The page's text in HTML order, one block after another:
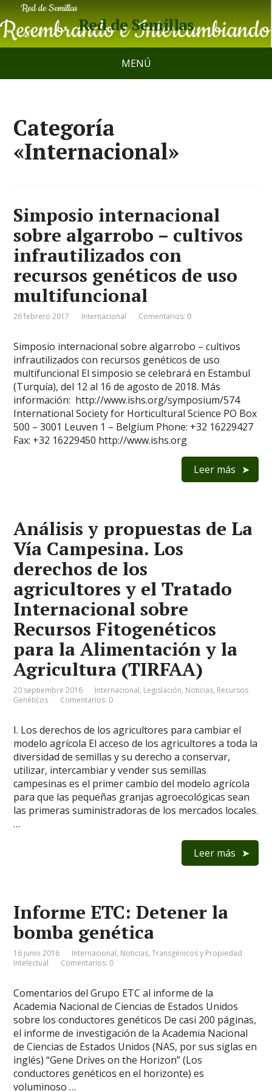
Red de Semillas
MENÚ
Categoría
«Internacional»
Simposio internacional
sobre algarrobo – cultivos
infrautilizados con
recursos genéticos de uso
multifuncional
26 febrero 2017 Internacional Comentarios: 0
Simposio internacional sobre algarrobo – cultivos
infrautilizados con recursos genéticos de uso
multifuncional El simposio se celebrará en Estambul
(Turquía), del 12 al 16 de agosto de 2018. Más
información: http://www.ishs.org/symposium/574
International Society for Horticultural Science PO Box
500 – 3001 Leuven 1 – Belgium Phone: +32 16229427
Fax: +32 16229450 http://www.ishs.org
Leer más
Análisis y propuestas de La
Vía Campesina. Los
derechos de los
agricultores y el Tratado
Internacional sobre
Recursos Fitogenéticos
para la Alimentación y la
Agricultura (TIRFAA)
20 septiembre 2016 Internacional, Legislación, Noticias, Recursos
Genéticos
Comentarios: 0
I. Los derechos de los agricultores para cambiar el
modelo agrícola El acceso de los agricultores a toda la
diversidad de semillas y su derecho a conservar,
utilizar, intercambiar y vender sus semillas
campesinas es el primer cambio del modelo agrícola
para que las pequeñas granjas agroecológicas sean
las primeras suministradoras de los mercados locales.
…
Leer más
Informe ETC: Detener la
bomba genética
16 junio 2016 Internacional, Noticias,Transgénicos y Propiedad
Intelectual
Comentarios: 0
Comentarios del Grupo ETC al informe de la
Academia Nacional de Ciencias de Estados Unidos
sobre los conductores genéticos De casi 200 páginas,
el informe de investigación de la Academia Nacional
de Ciencias de Estados Unidos (NAS, por sus siglas en
inglés) “Gene Drives on the Horizon” (Los
conductores genéticos en el horizonte) es
voluminoso …